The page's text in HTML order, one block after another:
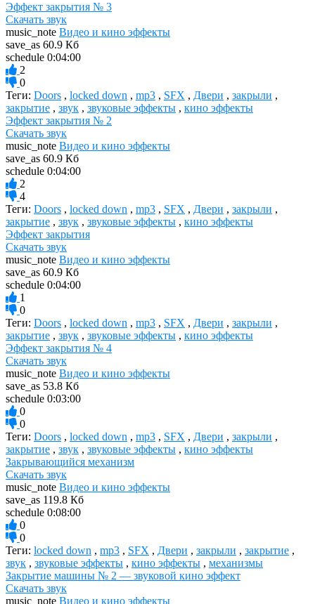
Эффект закрытия № 3
Скачать звук
music_note Видео и кино эффекты
save_as 60.9 Кб
schedule 0:04:00
2
0
Теги: Doors , locked down , mp3 , SFX , Двери , закрыли ,
закрытие , звук , звуковые эффекты , кино эффекты
Эффект закрытия № 2
Скачать звук
music_note Видео и кино эффекты
save_as 60.9 Кб
schedule 0:04:00
2
4
Теги: Doors , locked down , mp3 , SFX , Двери , закрыли ,
закрытие , звук , звуковые эффекты , кино эффекты
Эффект закрытия
Скачать звук
music_note Видео и кино эффекты
save_as 60.9 Кб
schedule 0:04:00
1
0
Теги: Doors , locked down , mp3 , SFX , Двери , закрыли ,
закрытие , звук , звуковые эффекты , кино эффекты
Эффект закрытия № 4
Скачать звук
music_note Видео и кино эффекты
save_as 53.8 Кб
schedule 0:03:00
0
0
Теги: Doors , locked down , mp3 , SFX , Двери , закрыли ,
закрытие , звук , звуковые эффекты , кино эффекты
Закрывающийся механизм
Скачать звук
music_note Видео и кино эффекты
save_as 119.8 Кб
schedule 0:08:00
0
0
Теги: locked down , mp3 , SFX , Двери , закрыли , закрытие ,
звук , звуковые эффекты , кино эффекты , механизмы
Закрытие машины № 2 — звуковой кино эффект
Скачать звук
music_note Видео и кино эффекты